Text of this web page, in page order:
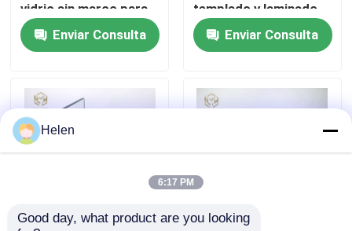
Contacto
Todos los casos
Solicitar una cotización
perfiles de aluminio para las ventanas y las puertas
vidrio sin marco para
escaleras
Enviar Consulta
templado y laminado,
resistencia a la carga
del viento de 1200Pa y
revestimiento
Enviar Consulta
Helen
6:17 PM
Good day, what product are you looking